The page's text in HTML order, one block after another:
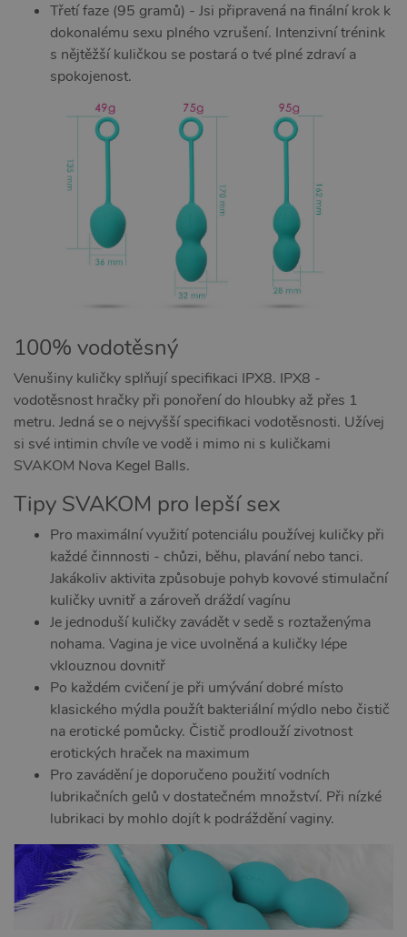
Třetí faze (95 gramů) - Jsi připravená na finální krok k
dokonalému sexu plného vzrušení. Intenzivní trénink
s nějtěžší kuličkou se postará o tvé plné zdraví a
spokojenost.
100% vodotěsný
Venušiny kuličky splňují specifikaci IPX8. IPX8 -
vodotěsnost hračky při ponoření do hloubky až přes 1
metru. Jedná se o nejvyšší specifikaci vodotěsnosti. Užívej
si své intimin chvíle ve vodě i mimo ni s kuličkami
SVAKOM Nova Kegel Balls.
Tipy SVAKOM pro lepší sex
Pro maximální využití potenciálu používej kuličky při
každé činnnosti - chůzi, běhu, plavání nebo tanci.
Jakákoliv aktivita způsobuje pohyb kovové stimulační
kuličky uvnitř a zároveň dráždí vagínu
Je jednoduší kuličky zavádět v sedě s roztaženýma
nohama. Vagina je vice uvolněná a kuličky lépe
vklouznou dovnitř
Po každém cvičení je při umývání dobré místo
klasického mýdla použít bakteriální mýdlo nebo čistič
na erotické pomůcky. Čistič prodlouží zivotnost
erotických hraček na maximum
Pro zavádění je doporučeno použití vodních
lubrikačních gelů v dostatečném množství. Při nízké
lubrikaci by mohlo dojít k podráždění vaginy.